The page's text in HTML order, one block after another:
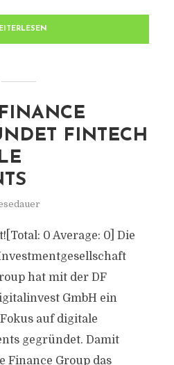
FINTECH
0 Average: 0] Die
hat mit der DF
GmbH ein
auf digitale
gegründet. Damit
Finance Group das